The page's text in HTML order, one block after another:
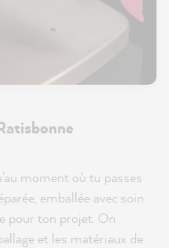
moment où tu passes
emballée avec soin
pour ton projet. On
et les matériaux de